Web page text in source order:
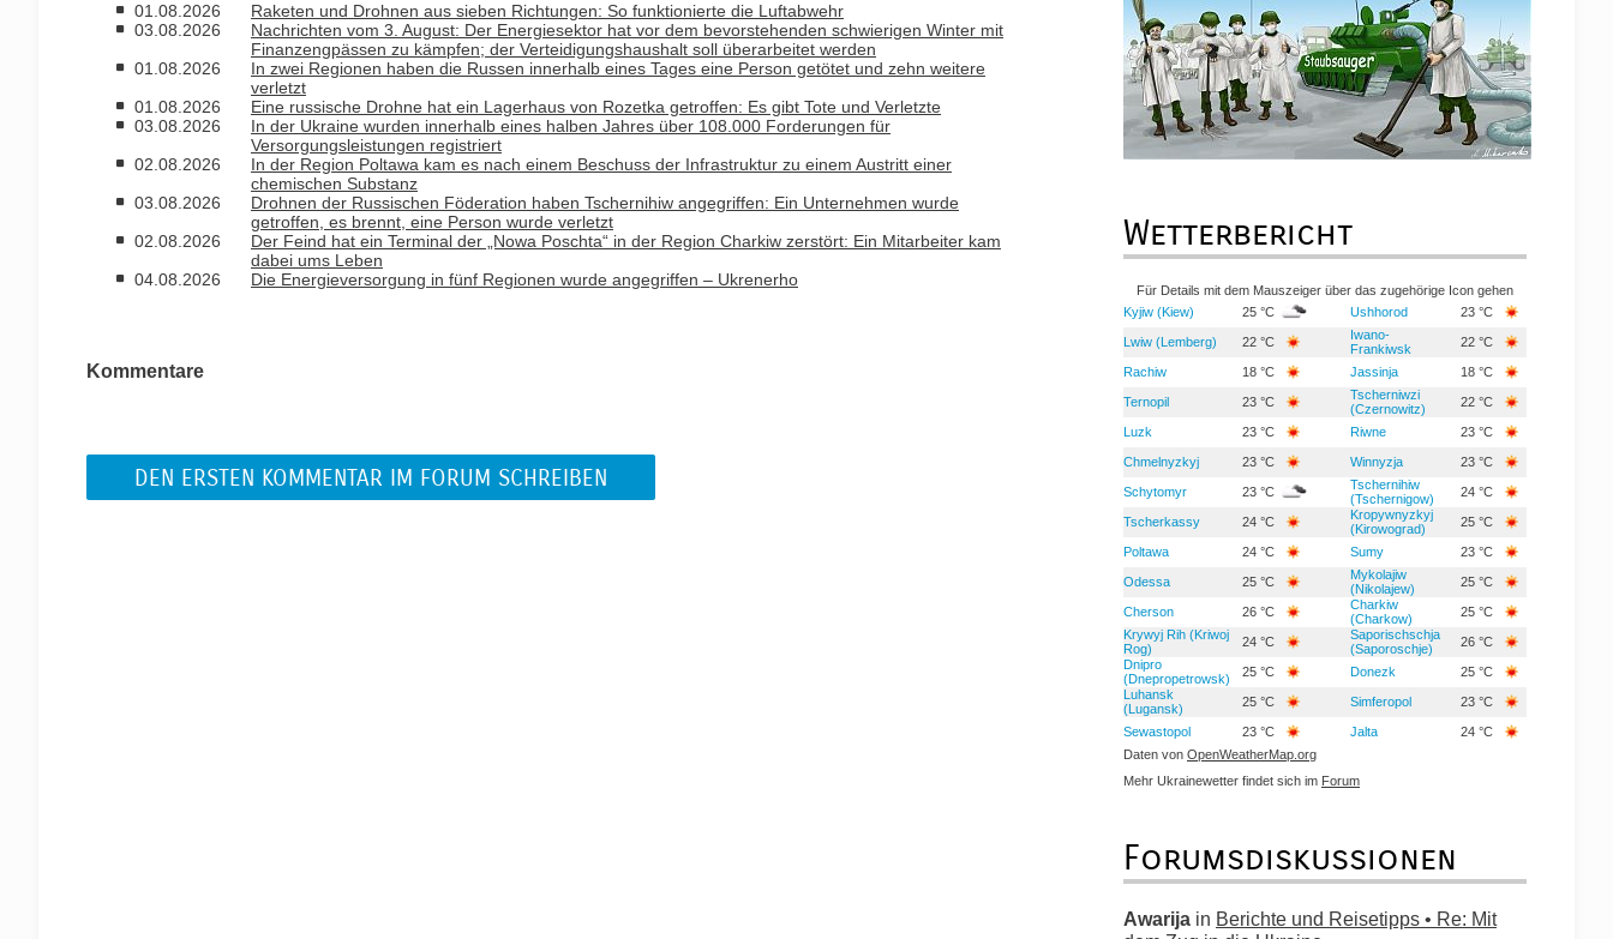
01.08.2026
Raketen und Drohnen aus sieben Richtungen: So funktionierte die Luftabwehr
03.08.2026
Nachrichten vom 3. August: Der Energiesektor hat vor dem bevorstehenden schwierigen Winter mit
Finanzengpässen zu kämpfen; der Verteidigungshaushalt soll überarbeitet werden
01.08.2026
In zwei Regionen haben die Russen innerhalb eines Tages eine Person getötet und zehn weitere
verletzt
01.08.2026
Eine russische Drohne hat ein Lagerhaus von Rozetka getroffen: Es gibt Tote und Verletzte
03.08.2026
In der Ukraine wurden innerhalb eines halben Jahres über 108.000 Forderungen für
Versorgungsleistungen registriert
02.08.2026
In der Region Poltawa kam es nach einem Beschuss der Infrastruktur zu einem Austritt einer
chemischen Substanz
03.08.2026
Drohnen der Russischen Föderation haben Tschernihiw angegriffen: Ein Unternehmen wurde
getroffen, es brennt, eine Person wurde verletzt
02.08.2026
Der Feind hat ein Terminal der „Nowa Poschta“ in der Region Charkiw zerstört: Ein Mitarbeiter kam
dabei ums Leben
04.08.2026
Die Energieversorgung in fünf Regionen wurde angegriffen – Ukrenerho
Kommentare
DEN ERSTEN KOMMENTAR IM FORUM SCHREIBEN
Wetterbericht
Für Details mit dem Mauszeiger über das zugehörige Icon gehen
Kyjiw (Kiew)
25 °C Ushhorod 23 °C
Lwiw (Lemberg) 22 °C
Iwano-
Frankiwsk
22 °C
Rachiw 18 °C Jassinja 18 °C
Ternopil 23 °C
Tscherniwzi
(Czernowitz)
22 °C
Luzk 23 °C Riwne 23 °C
Chmelnyzkyj 23 °C Winnyzja 23 °C
Schytomyr 23 °C
Tschernihiw
(Tschernigow)
24 °C
Tscherkassy 24 °C
Kropywnyzkyj
(Kirowograd)
25 °C
Poltawa 24 °C Sumy 23 °C
Odessa 25 °C
Mykolajiw
(Nikolajew)
25 °C
Cherson 26 °C
Charkiw
(Charkow)
25 °C
Krywyj Rih (Kriwoj
Rog)
24 °C
Saporischschja
(Saporoschje)
26 °C
Dnipro
(Dnepropetrowsk)
25 °C Donezk
25 °C
Luhansk
(Lugansk)
25 °C Simferopol 23 °C
Sewastopol 23 °C Jalta
24 °C
Daten von OpenWeatherMap.org
Mehr Ukrainewetter findet sich im Forum
Forumsdiskussionen
Awarija in Berichte und Reisetipps • Re: Mit